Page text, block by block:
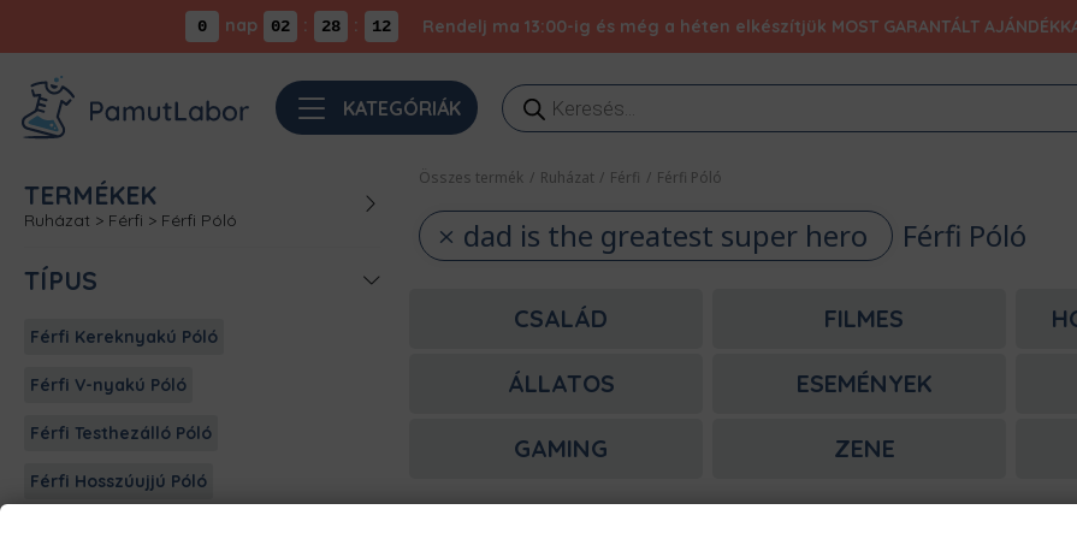
0 nap 02 : 28 : 11 Rendelj ma 13:00-ig és még a héten elkészítjük MOST GARANTÁLT
KATEGÓRIÁK
Products
search
TERMÉKEK
Ruházat > Férfi > Férfi Póló
TÍPUS
Férfi Kereknyakú Póló
Férfi V-nyakú Póló
Férfi Testhezálló Póló
Férfi Hosszúujjú Póló
Összes termék / Ruházat / Férfi / Férfi Póló
dad is the greatest super hero Férfi Póló
CSALÁD FILMES
ÁLLATOS ESEMÉNYEK
GAMING ZENE